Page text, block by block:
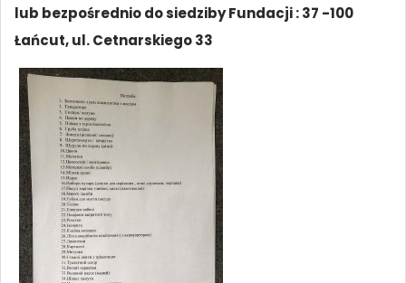
lub bezpośrednio do siedziby Fundacji : 37 -100
Łańcut, ul. Cetnarskiego 33